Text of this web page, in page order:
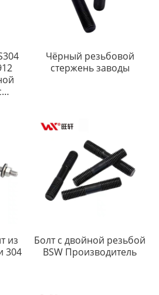
Чёрный резьбовой
стержень заводы
из
304
Болт с двойной резьбой
BSW Производитель